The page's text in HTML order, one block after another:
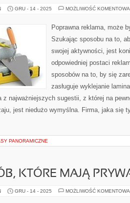
GRU - 14 - 2025 MOŻLIWOŚĆ
Poprawna reklama, może
Szukając sposobu na to,
swojej aktywności, jest
odpowiedniej postaci
sposobów na to, by się
zasługuje wyklejanie
z najważniejszych sugestii, z której na
jest niedużo wymyślna. Firma, jaka się
PANORAMICZNE
KTÓRE MAJĄ
GRU - 14 - 2025 MOŻLIWOŚĆ